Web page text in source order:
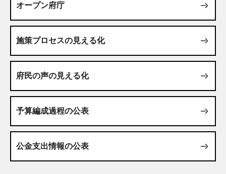
オープン府庁
施策プロセスの見える化
府民の声の見える化
予算編成過程の公表
公金支出情報の公表